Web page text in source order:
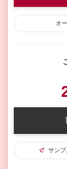
オ
サン